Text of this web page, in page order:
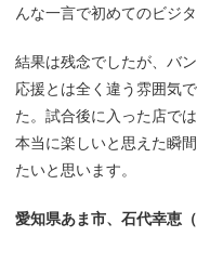
んな一言で初めてのビジ
結果は残念でしたが、バ
応援とは全く違う雰囲気
た。試合後に入った店で
本当に楽しいと思えた瞬
たいと思います。
愛知県あま市、石代幸恵（